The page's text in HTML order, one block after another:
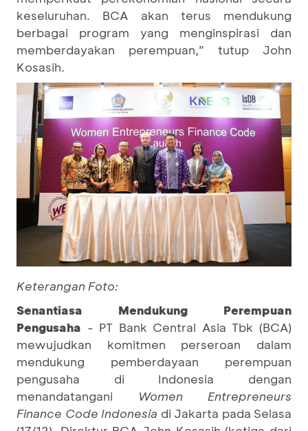
keseluruhan. BCA akan terus mendukung
berbagai program yang menginspirasi dan
memberdayakan perempuan,” tutup John
Kosasih.
Keterangan Foto:
Senantiasa Mendukung Perempuan
Pengusaha - PT Bank Central Asia Tbk (BCA)
mewujudkan komitmen perseroan dalam
mendukung pemberdayaan perempuan
pengusaha di Indonesia dengan
menandatangani
Women Entrepreneurs
Finance Code Indonesia di Jakarta pada Selasa